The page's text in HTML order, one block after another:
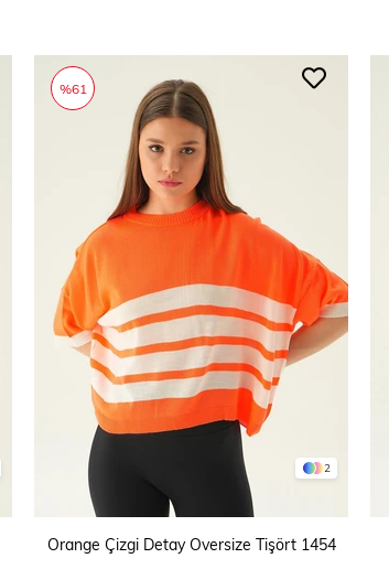
2
SEPETE EKLE
Orange Çizgi Detay Oversize Tişört 1454
%61